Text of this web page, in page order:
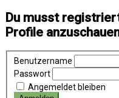
Du musst
Profile
Benutzername
Passwort
Angemeldet bleiben